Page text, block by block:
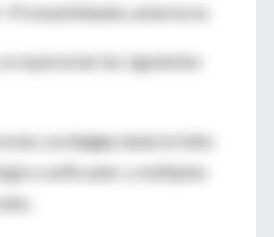
× Probabilidades anteriores
esperarían las siguientes
sonbajasdada la falta
unificador y múltiples